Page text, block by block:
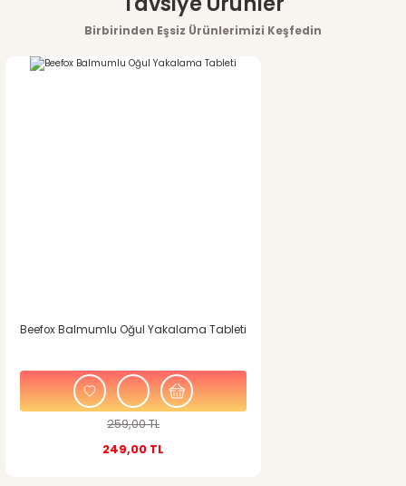
konularda yetersiz gördüğünüz noktaları öneri formunu
Gönder
Birbirinden Eşsiz Ürünlerimizi Keşfedin
Beefox Balmumlu Oğul Yakalama Tableti
259,00 TL
249,00 TL